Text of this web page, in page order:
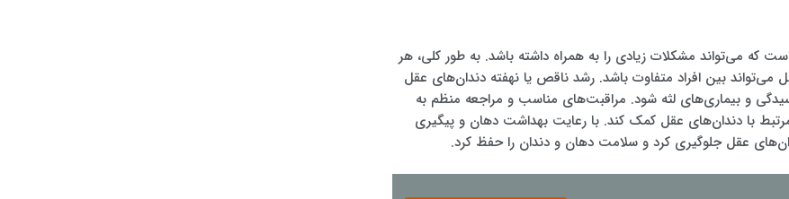
که می‌تواند مشکلات زیادی را به همراه داشته باشد. به طور کلی، هر
می‌تواند بین افراد متفاوت باشد. رشد ناقص یا نهفته دندان‌های عقل
و بیماری‌های لثه شود. مراقبت‌های مناسب و مراجعه منظم به
با دندان‌های عقل کمک کند. با رعایت بهداشت دهان و پیگیری
عقل جلوگیری کرد و سلامت دهان و دندان را حفظ کرد.